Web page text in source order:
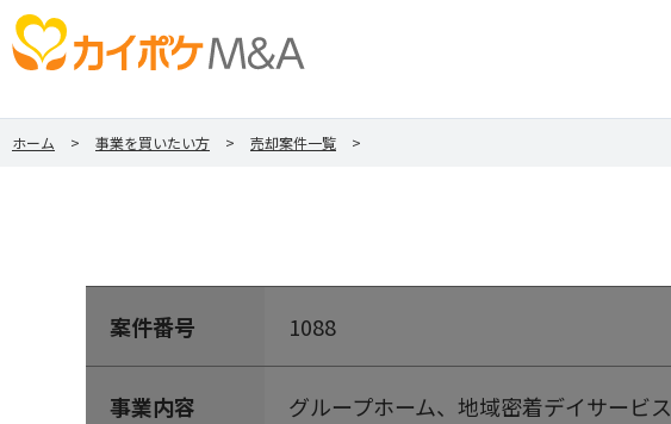
ホーム 事業を買いたい方 売却案件一覧
案件番号 1088
事業内容 グループホーム、地域密着デイサービス